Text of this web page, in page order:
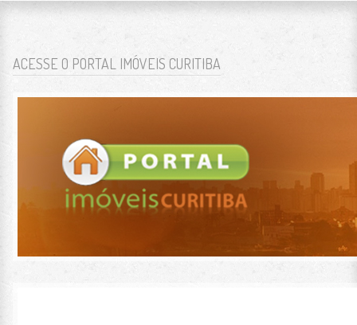
BLOG PORTAL
O BLOG PORTAL IMÓVEIS CURITIBA TEM FOCO NO MERCADO IMOBILIÁRIO
MENU
SKIP TO CONTENT
ACESSE O PORTAL IMÓVEIS CURITIBA